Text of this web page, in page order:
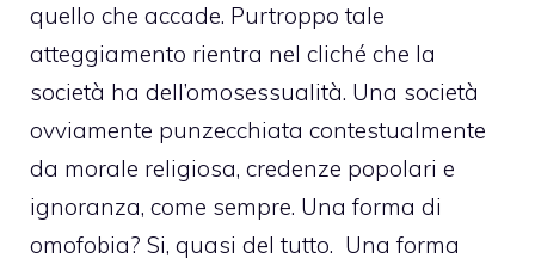
quello che accade. Purtroppo tale
atteggiamento rientra nel cliché che la
società ha dell’omosessualità. Una società
ovviamente punzecchiata contestualmente
da morale religiosa, credenze popolari e
ignoranza, come sempre. Una forma di
omofobia? Si, quasi del tutto. Una forma